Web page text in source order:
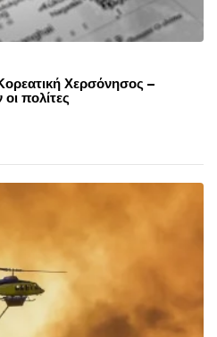
Χερσόνησος –
πολίτες